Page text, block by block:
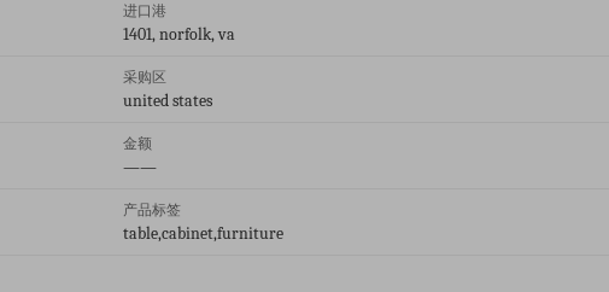
进口港
1401, norfolk, va
采购区
united states
金额
——
产品标签
table,cabinet,furniture